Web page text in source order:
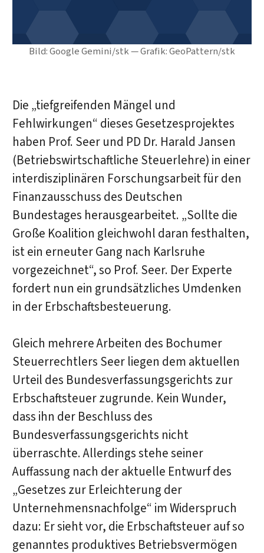
Bild: Google Gemini/stk — Grafik: GeoPattern/stk
Die „tiefgreifenden Mängel und
Fehlwirkungen“ dieses Gesetzesprojektes
haben Prof. Seer und PD Dr. Harald Jansen
(Betriebswirtschaftliche Steuerlehre) in einer
interdisziplinären Forschungsarbeit für den
Finanzausschuss des Deutschen
Bundestages herausgearbeitet. „Sollte die
Große Koalition gleichwohl daran festhalten,
ist ein erneuter Gang nach Karlsruhe
vorgezeichnet“, so Prof. Seer. Der Experte
fordert nun ein grundsätzliches Umdenken
in der Erbschaftsbesteuerung.
Gleich mehrere Arbeiten des Bochumer
Steuerrechtlers Seer liegen dem aktuellen
Urteil des Bundesverfassungsgerichts zur
Erbschaftsteuer zugrunde. Kein Wunder,
dass ihn der Beschluss des
Bundesverfassungsgerichts nicht
überraschte. Allerdings stehe seiner
Auffassung nach der aktuelle Entwurf des
„Gesetzes zur Erleichterung der
Unternehmensnachfolge“ im Widerspruch
dazu: Er sieht vor, die Erbschaftsteuer auf so
genanntes produktives Betriebsvermögen